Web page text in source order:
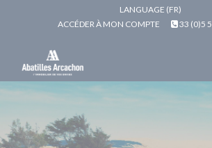
LANGUAGE (FR)
ACCÉDER À MON COMPTE
33 (0)5